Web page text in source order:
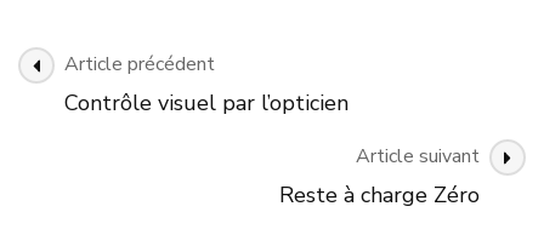
Navigation
des
Article précédent
Contrôle visuel par l’opticien
Article suivant
Reste à charge Zéro